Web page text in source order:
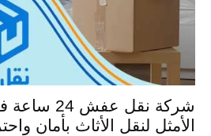
شركة نقل
الأمثل لنقل الأثاث بأمان